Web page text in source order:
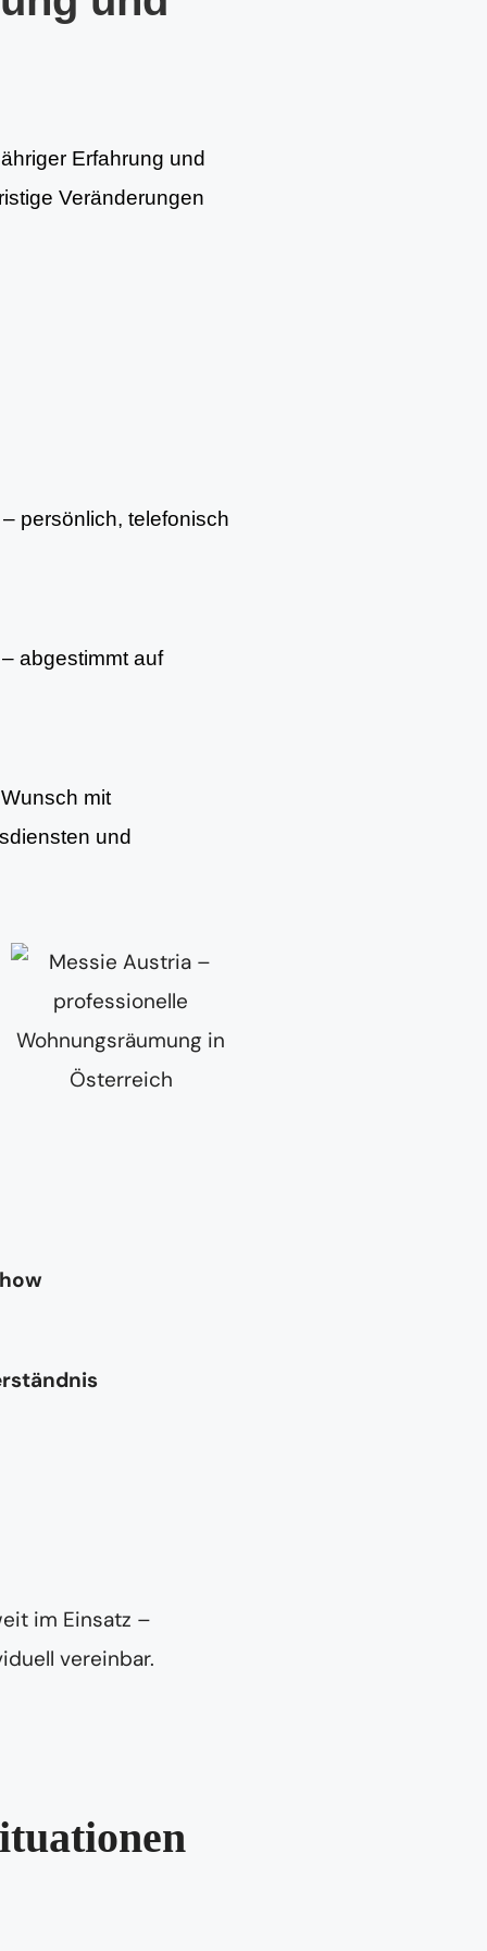
Erfahrung und
Veränderungen
persönlich, telefonisch
abgestimmt auf
mit
und
im Einsatz –
vereinbar.